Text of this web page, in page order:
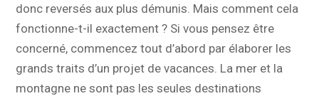
donc reversés aux plus démunis. Mais comment cela
fonctionne-t-il exactement ? Si vous pensez être
concerné, commencez tout d’abord par élaborer les
grands traits d’un projet de vacances. La mer et la
montagne ne sont pas les seules destinations